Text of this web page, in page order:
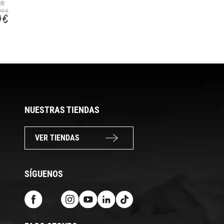
€
€
NUESTRAS TIENDAS
VER TIENDAS
SÍGUENOS